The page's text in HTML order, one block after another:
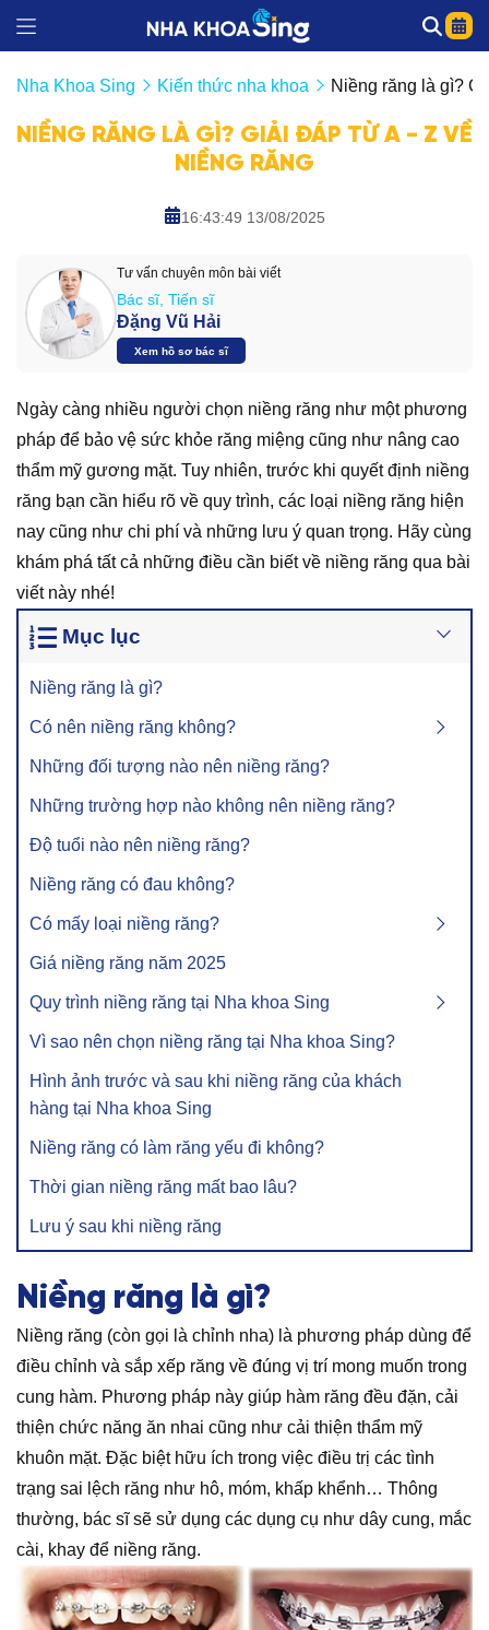
Nha Khoa Sing Kiến thức nha khoa Niềng răng là gì?
NIỀNG RĂNG LÀ GÌ? GIẢI ĐÁP TỪ A - Z VỀ
NIỀNG RĂNG
16:43:49 13/08/2025
Tư vấn chuyên môn bài viết
Bác sĩ, Tiến sĩ
Đặng Vũ Hải
Xem hồ sơ bác sĩ
Ngày càng nhiều người chọn niềng răng như một phương
pháp để bảo vệ sức khỏe răng miệng cũng như nâng cao
thẩm mỹ gương mặt. Tuy nhiên, trước khi quyết định niềng
răng bạn cần hiểu rõ về quy trình, các loại niềng răng hiện
nay cũng như chi phí và những lưu ý quan trọng. Hãy cùng
khám phá tất cả những điều cần biết về niềng răng qua bài
viết này nhé!
Mục lục
Niềng răng là gì?
Có nên niềng răng không?
Những đối tượng nào nên niềng răng?
Những trường hợp nào không nên niềng răng?
Độ tuổi nào nên niềng răng?
Niềng răng có đau không?
Có mấy loại niềng răng?
Giá niềng răng năm 2025
Quy trình niềng răng tại Nha khoa Sing
Vì sao nên chọn niềng răng tại Nha khoa Sing?
Hình ảnh trước và sau khi niềng răng của khách
hàng tại Nha khoa Sing
Niềng răng có làm răng yếu đi không?
Thời gian niềng răng mất bao lâu?
Lưu ý sau khi niềng răng
Niềng răng là gì?
Niềng răng (còn gọi là chỉnh nha) là phương pháp dùng để
điều chỉnh và sắp xếp răng về đúng vị trí mong muốn trong
cung hàm. Phương pháp này giúp hàm răng đều đặn, cải
thiện chức năng ăn nhai cũng như cải thiện thẩm mỹ
khuôn mặt. Đặc biệt hữu ích trong việc điều trị các tình
trạng sai lệch răng như hô, móm, khấp khểnh… Thông
thường, bác sĩ sẽ sử dụng các dụng cụ như dây cung, mắc
cài, khay để niềng răng.